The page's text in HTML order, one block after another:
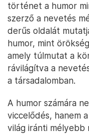
történet a humor
szerző a nevetés
derűs oldalát
humor, mint
amely túlmutat a
rávilágítva a
a társadalomban.
A humor számára
viccelődés, hanem
világ iránti mélyebb